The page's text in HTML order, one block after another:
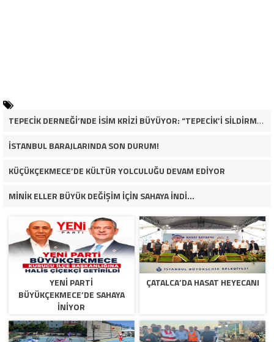
TEPECİK DERNEĞİ’NDE İSİM KRİZİ BÜYÜYOR: “TEPECİK’İ SİLDİRMEYECEĞİZ”
İSTANBUL BARAJLARINDA SON DURUM!
KÜÇÜKÇEKMECE’DE KÜLTÜR YOLCULUĞU DEVAM EDİYOR
MİNİK ELLER BÜYÜK DEĞİŞİM İÇİN SAHAYA İNDİ…
YENİ PARTİ
BÜYÜKÇEKMECE’DE SAHAYA
İNİYOR
ÇATALCA’DA HASAT HEYECANI